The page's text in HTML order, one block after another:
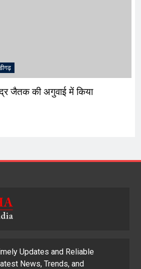
जैतक की अगुवाई में किया
Updates and Reliable
News, Trends, and